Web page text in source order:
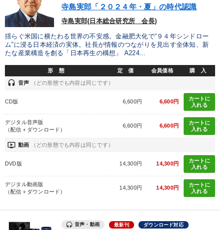
寺島実郎「２０２４年・夏」の時代認識
寺島実郎(日本総合研究所 会長)
揺らぐ米国に横たわる世界の不安感。金融肥大化で“９４年シンドロー
ム”に浸る日本経済の実体。社長が情報のつながりを見出す全体知、新
たな産業構造を創る「日本再生の構想」 A224...
形 態 定 価 会員価格 購 入
headset 音声 （どの形態でも内容は同じです）
CD版 6,600円 6,600円
カートに
入れる
デジタル音声版
（配信＋ダウンロード）
6,600円 6,600円
カートに
入れる
ondemand_video 動画 （どの形態でも内容は同じです）
DVD版 14,300円 14,300円
カートに
入れる
デジタル動画版
（配信＋ダウンロード）
14,300円 14,300円
カートに
入れる
音声・動画 最新刊 ダウンロード対応